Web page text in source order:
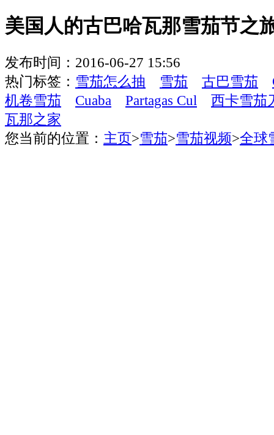
美国人的古巴哈瓦那雪茄节之
发布时间：2016-06-27 15:56
热门标签： 雪茄怎么抽 雪茄 古巴雪茄
机卷雪茄
Cuaba Partagas Cul
西卡雪茄
瓦那之家
您当前的位置： 主页>雪茄>雪茄视频>全球